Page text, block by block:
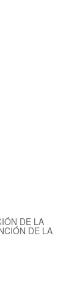
DE LA
DE LA